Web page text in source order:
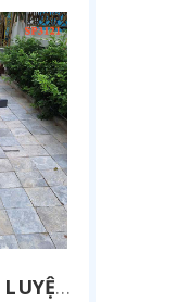
CHÂN BÀN HUẤN LUYỆN MẶT CỐ ĐỊNH KT 800X1900-FZ13-1900